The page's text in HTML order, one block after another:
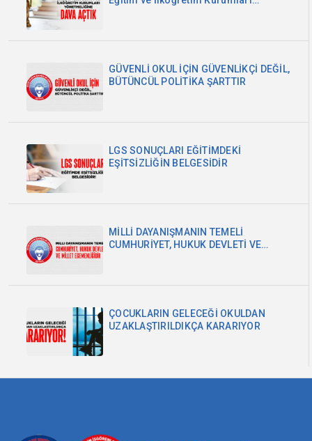
GÜVENLİ OKUL İÇİN GÜVENLİKÇİ DEĞİL,
BÜTÜNCÜL POLİTİKA ŞARTTIR
LGS SONUÇLARI EĞİTİMDEKİ
EŞİTSİZLİĞİN BELGESİDİR
MİLLİ DAYANIŞMANIN TEMELİ
CUMHURİYET, HUKUK DEVLETİ VE
ÇOCUKLARIN GELECEĞİ OKULDAN
UZAKLAŞTIRILDIKÇA KARARIYOR